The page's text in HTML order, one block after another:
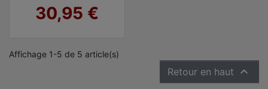
Prix
30,95 €
Affichage 1-5 de 5 article(s)
Retour en haut 